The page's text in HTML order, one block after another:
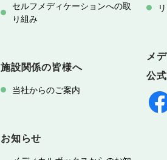
セルフメディケーションへの取
り組み
施設関係の皆様へ
当社からのご案内
お知らせ
メ
公